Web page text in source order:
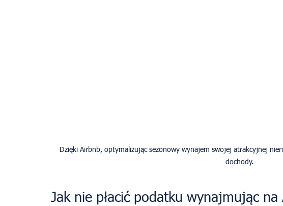
Dzięki Airbnb, optymalizując sezonowy wynajem swojej atrakcyjnej
dochody.
Jak nie płacić podatku wynajmując na